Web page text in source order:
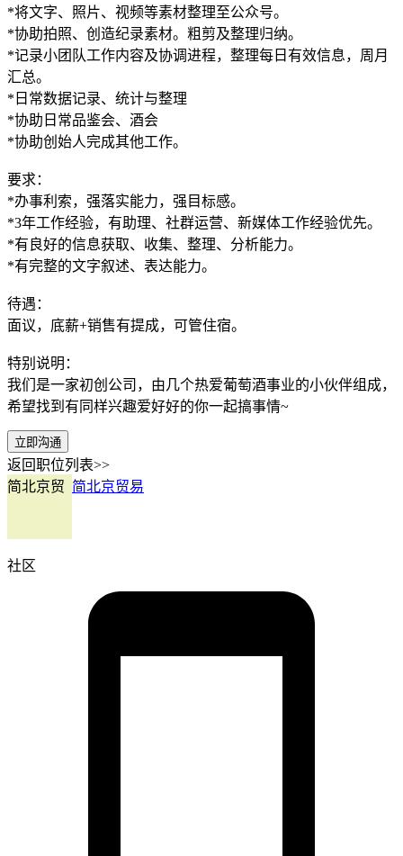
*将文字、照片、视频等素材整理至公众号。
*协助拍照、创造纪录素材。粗剪及整理归纳。
*记录小团队工作内容及协调进程，整理每日有效信息，周月
汇总。
*日常数据记录、统计与整理
*协助日常品鉴会、酒会
*协助创始人完成其他工作。
要求：
*办事利索，强落实能力，强目标感。
*3年工作经验，有助理、社群运营、新媒体工作经验优先。
*有良好的信息获取、收集、整理、分析能力。
*有完整的文字叙述、表达能力。
待遇：
面议，底薪+销售有提成，可管住宿。
特别说明：
我们是一家初创公司，由几个热爱葡萄酒事业的小伙伴组成，
希望找到有同样兴趣爱好好的你一起搞事情~
立即沟通
返回职位列表>>
简北京贸 简北京贸易
社区